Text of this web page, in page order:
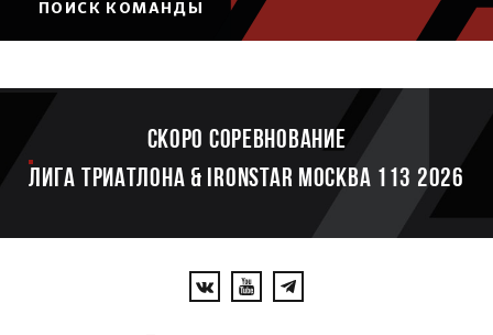
ПОИСК КОМАНДЫ
Скоро соревнование
ЛИГА ТРИАТЛОНА & IRONSTAR МОСКВА 113 2026